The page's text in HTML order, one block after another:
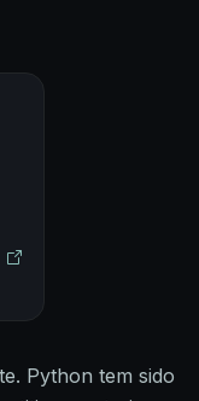
Python tem sido